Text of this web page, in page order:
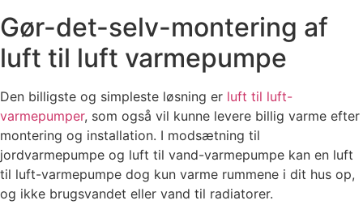
Gør-det-selv-montering af
luft til luft varmepumpe
Den billigste og simpleste løsning er luft til luft-
varmepumper, som også vil kunne levere billig varme efter
montering og installation. I modsætning til
jordvarmepumpe og luft til vand-varmepumpe kan en luft
til luft-varmepumpe dog kun varme rummene i dit hus op,
og ikke brugsvandet eller vand til radiatorer.